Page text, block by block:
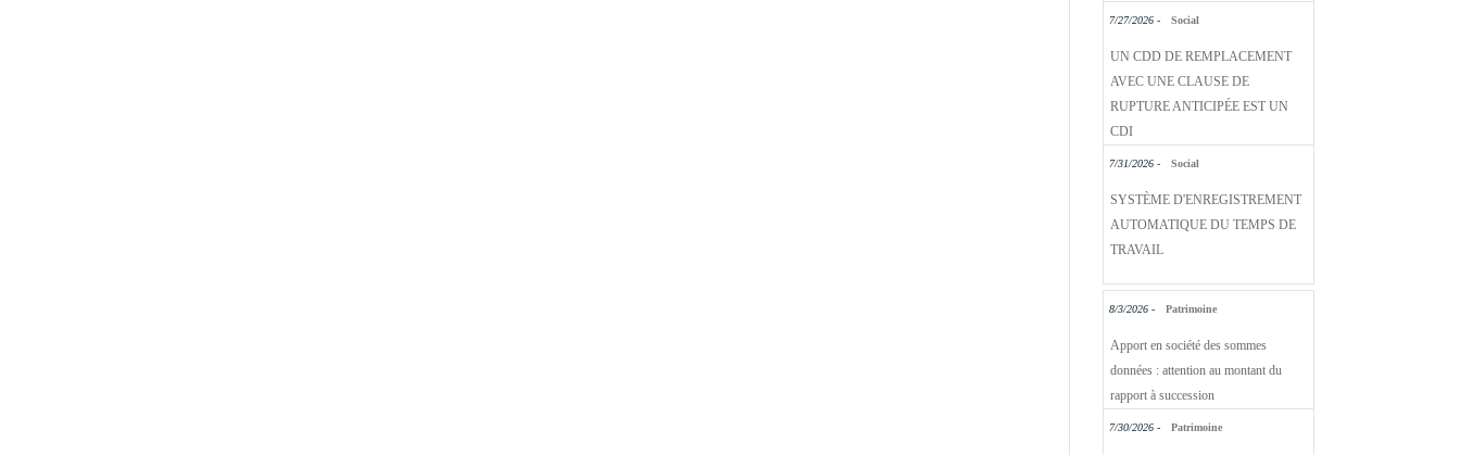
7/27/2026 - Social
UN CDD DE REMPLACEMENT
AVEC UNE CLAUSE DE
RUPTURE ANTICIPÉE EST UN
CDI
7/31/2026 - Social
SYSTÈME D'ENREGISTREMENT
AUTOMATIQUE DU TEMPS DE
TRAVAIL
8/3/2026 - Patrimoine
Apport en société des sommes
données : attention au montant du
rapport à succession
7/30/2026 - Patrimoine